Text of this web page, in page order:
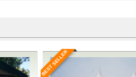
BEST SELLER